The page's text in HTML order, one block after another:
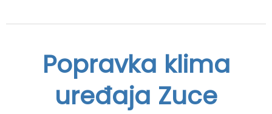
Popravka klima
uređaja Zuce